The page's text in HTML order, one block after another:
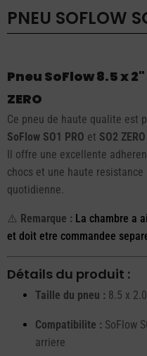
PNEU SOFLOW
Pneu SoFlow 8.5 x 2"
ZERO
Ce pneu de haute qualite est
SoFlow SO1 PRO et SO2 ZERO
Il offre une excellente
chocs et une haute
quotidienne.
⚠️ Remarque : La chambre a
et doit etre commandee
Détails du produit :
Taille du pneu : 8.5 x
Compatibilite : SoFlow
arriere